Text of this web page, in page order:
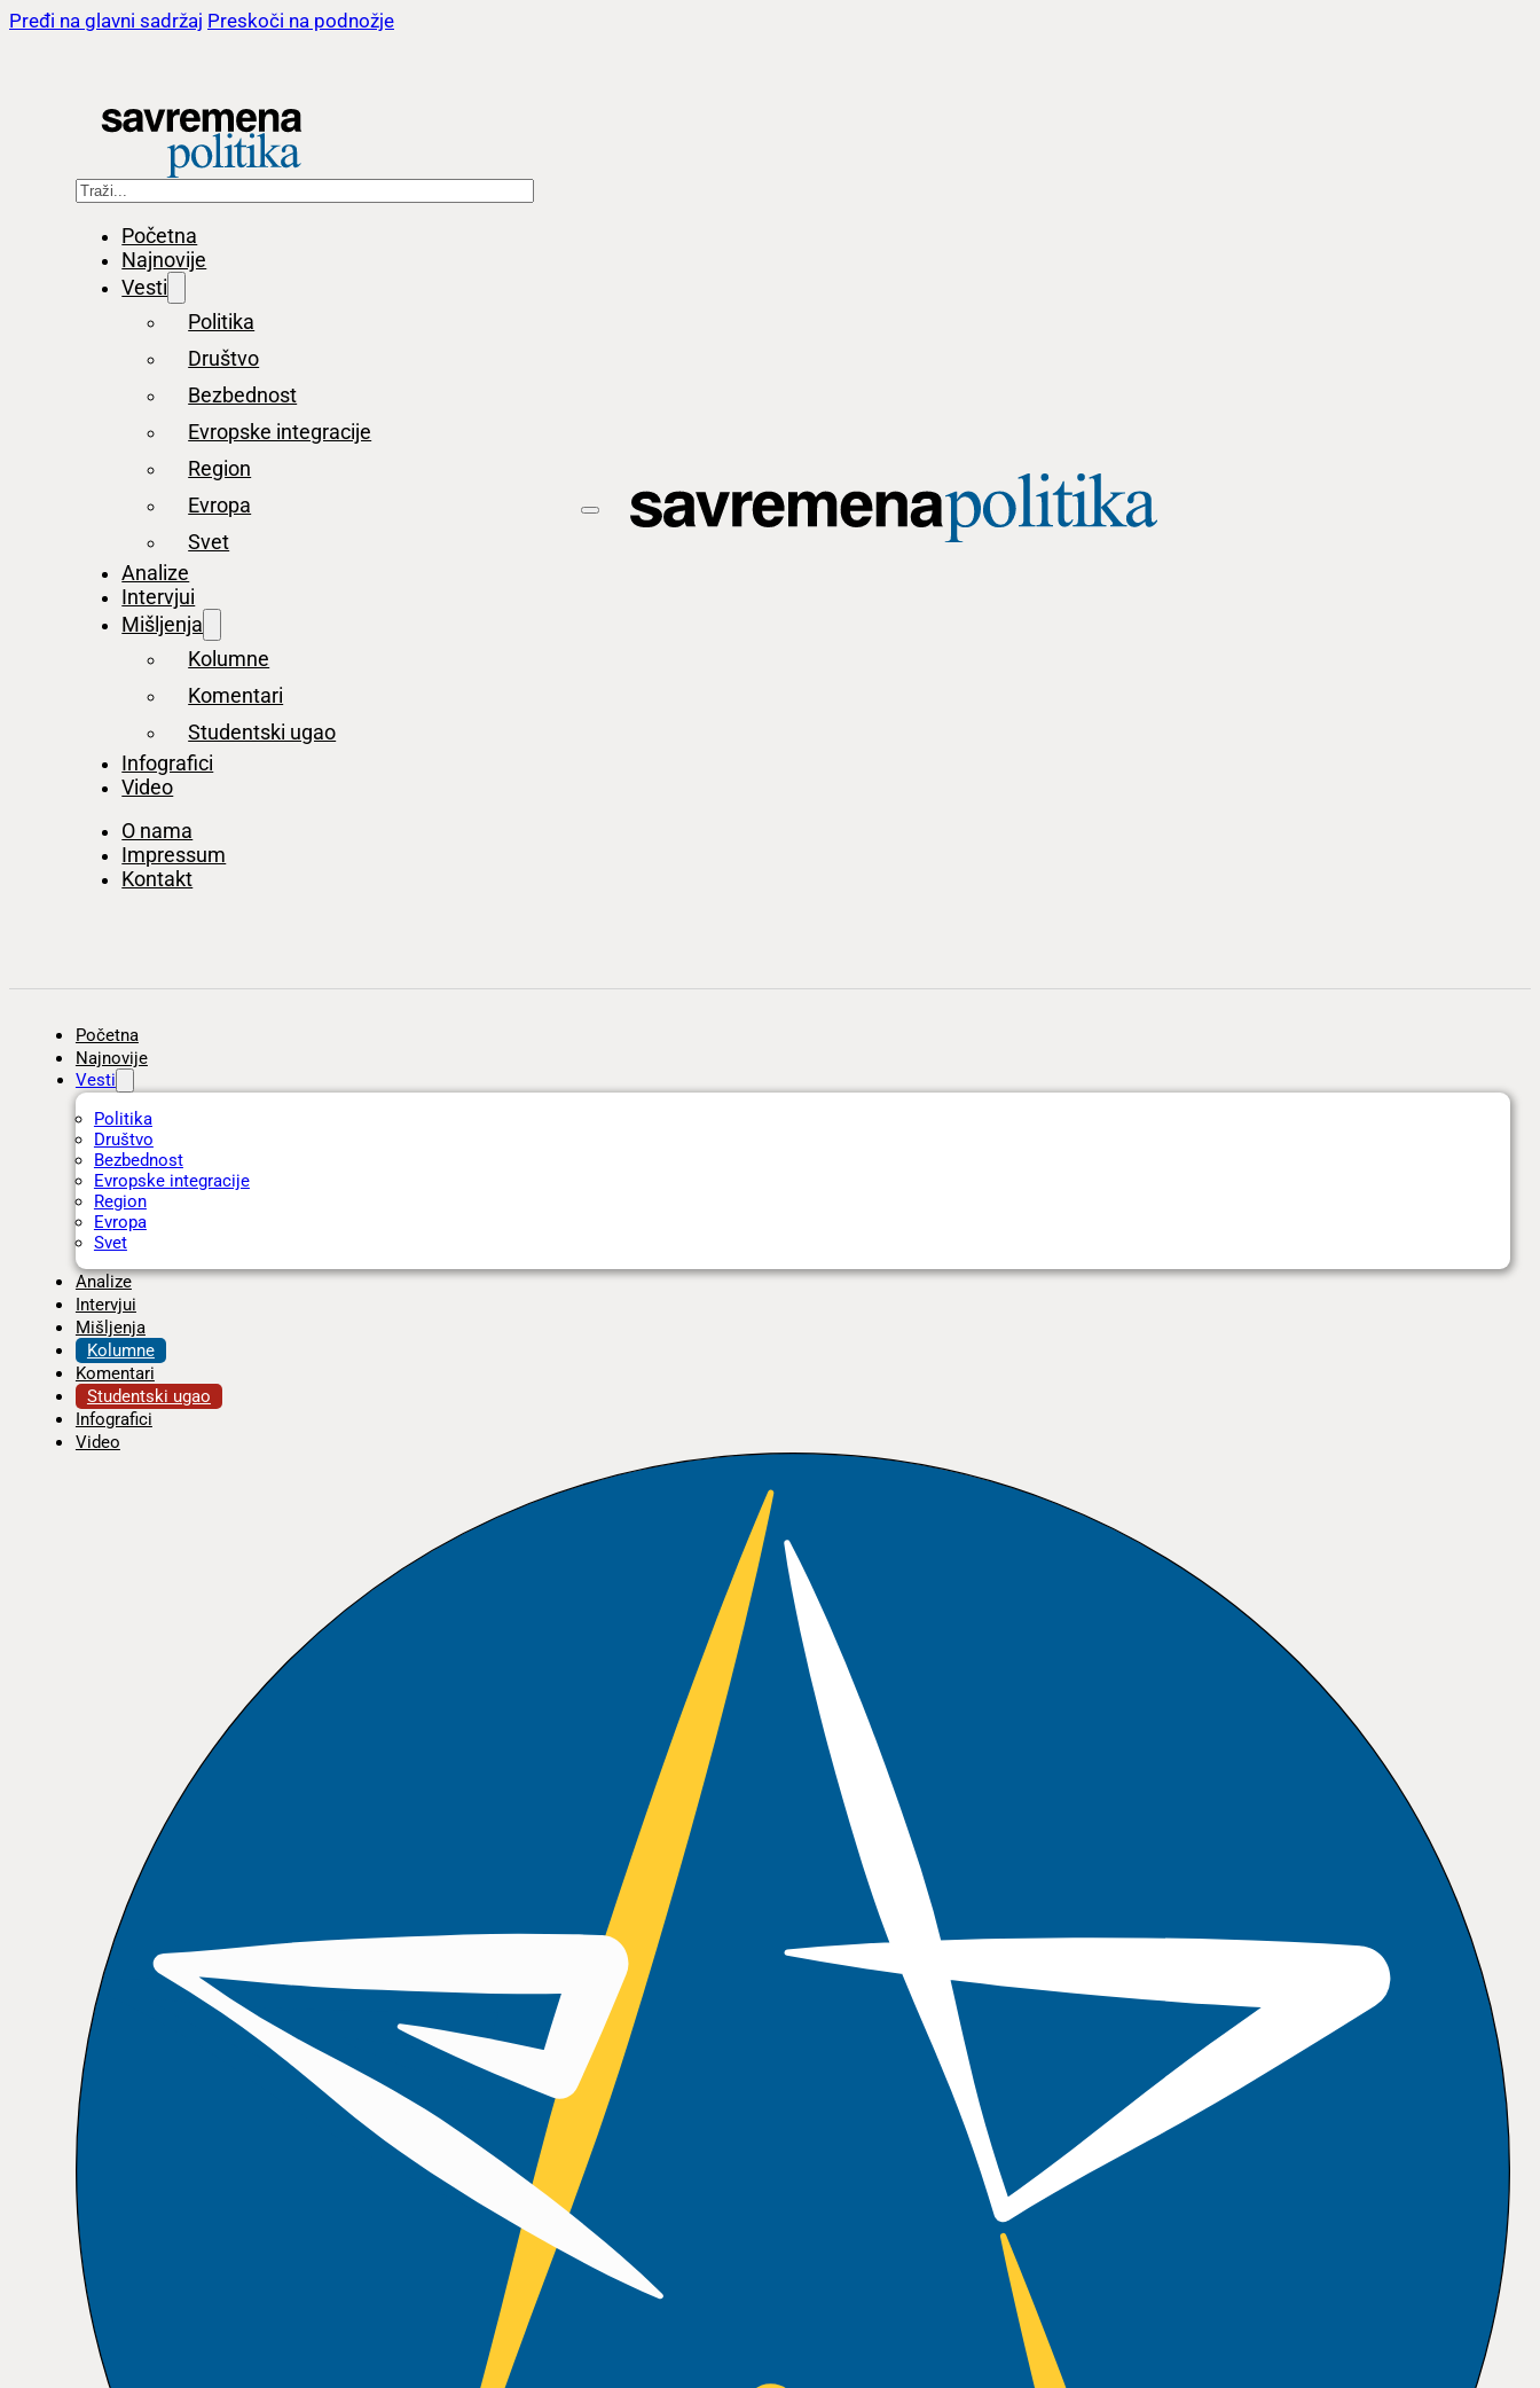
Pređi na glavni sadržaj Preskoči na podnožje
Pretraga
Početna
Najnovije
Vesti
Politika
Društvo
Bezbednost
Evropske integracije
Region
Evropa
Svet
Analize
Intervjui
Mišljenja
Kolumne
Komentari
Studentski ugao
Infografici
Video
O nama
Impressum
Kontakt
Početna
Najnovije
Vesti
Politika
Društvo
Bezbednost
Evropske integracije
Region
Evropa
Svet
Analize
Intervjui
Mišljenja
Kolumne
Komentari
Studentski ugao
Infografici
Video